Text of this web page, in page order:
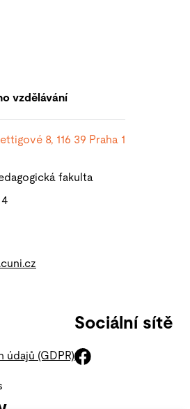
vzdělávání
8, 116 39 Praha 1
fakulta
údajů (GDPR)
Sociální sítě